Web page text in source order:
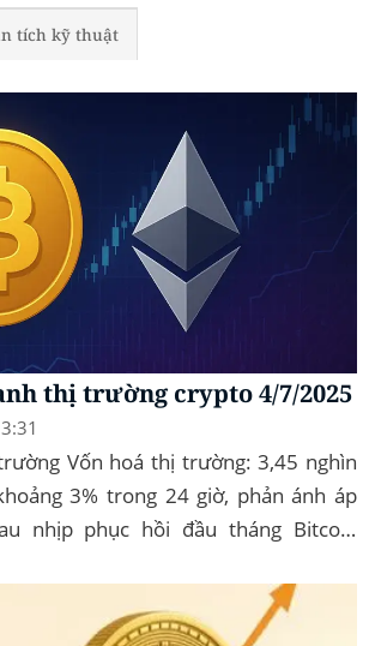
tích kỹ thuật
thị trường crypto 4/7/2025
Vốn hoá thị trường: 3,45 nghìn
3% trong 24 giờ, phản ánh áp
nhịp phục hồi đầu tháng‍ Bitcoin